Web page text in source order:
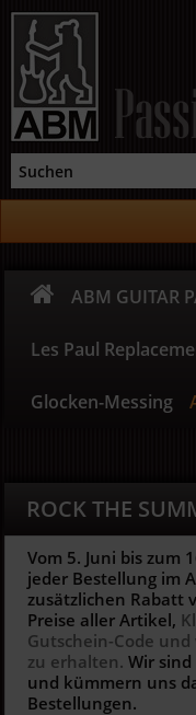
ABM GUITAR
Les Paul
Glocken-Messing
ROCK THE
Vom 5. Juni bis zum
jeder Bestellung im
zusätzlichen Rabatt
Preise aller Artikel,
Gutschein-Code
zu erhalten. Wir
und kümmern uns
Bestellungen.